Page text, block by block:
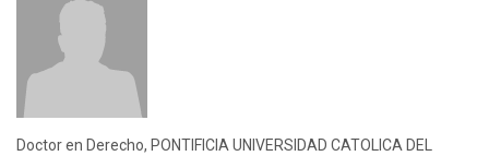
Doctor en Derecho, PONTIFICIA UNIVERSIDAD CATOLICA DEL